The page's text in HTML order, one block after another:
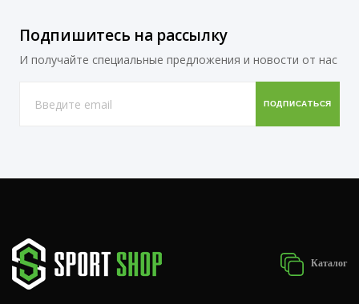
Подпишитесь на рассылку
И получайте специальные предложения и новости от нас
Каталог